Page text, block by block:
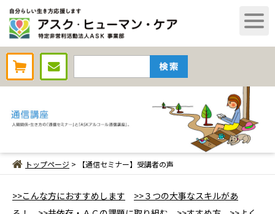
AHCオンラインショップ
トップページ > 【通信セミナー】受講者の声
>>こんな方におすすめします
>>３つの大事なスキルがあ